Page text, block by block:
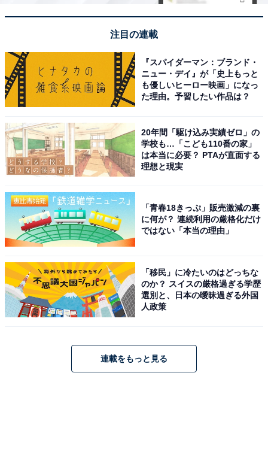
こちらもおすすめ
「理工学分野で就職に有利」だと思う日本の大
学ランキング！ 2位「東京科学大学」を抑えた1
位は？
注目の連載
『スパイダーマン：ブランド・
ニュー・デイ』が「史上もっと
も優しいヒーロー映画」になっ
た理由。予習したい作品は？
20年間「駆け込み実績ゼロ」の
学校も…「こども110番の家」
は本当に必要？ PTAが直面する
理想と現実
「青春18きっぷ」販売激減の裏
に何が？ 連続利用の厳格化だけ
ではない「本当の理由」
「移民」に冷たいのはどっちな
のか？ スイスの厳格過ぎる学歴
選別と、日本の曖昧過ぎる外国
人政策
連載をもっと見る